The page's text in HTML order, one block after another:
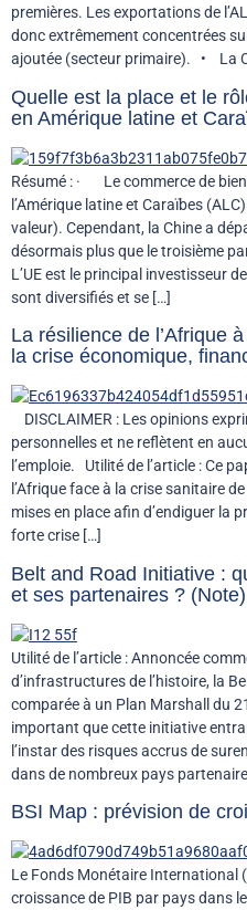
premières. Les exportations de
donc extrêmement concentrées
ajoutée (secteur primaire). • La
Quelle est la place et le
en Amérique latine et
Résumé : · Le commerce de
l’Amérique latine et Caraïbes
valeur). Cependant, la Chine a
désormais plus que le troisième
L’UE est le principal investisseur
sont diversifiés et se […]
La résilience de l’Afrique
la crise économique,
DISCLAIMER : Les opinions
personnelles et ne reflètent en
l’emploie. Utilité de l’article : Ce
l’Afrique face à la crise sanitaire
mises en place afin d’endiguer la
forte crise […]
Belt and Road Initiative :
et ses partenaires ? (Note)
Utilité de l’article : Annoncée
d’infrastructures de l’histoire, la
comparée à un Plan Marshall du
important que cette initiative
l’instar des risques accrus de
dans de nombreux pays
BSI Map : prévision de
Le Fonds Monétaire International
croissance de PIB par pays dans